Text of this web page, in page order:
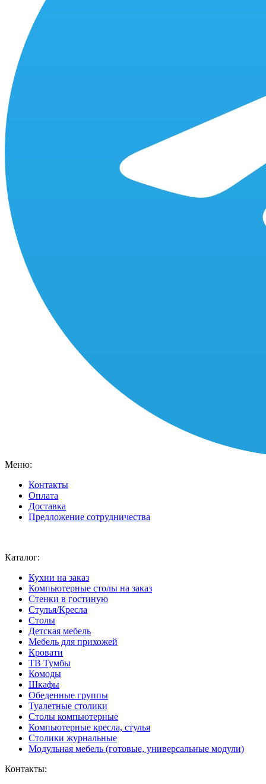
Меню:
Контакты
Оплата
Доставка
Предложение сотрудничества
Каталог:
Кухни на заказ
Компьютерные столы на заказ
Стенки в гостиную
Стулья/Кресла
Столы
Детская мебель
Мебель для прихожей
Кровати
ТВ Тумбы
Комоды
Шкафы
Обеденные группы
Туалетные столики
Столы компьютерные
Компьютерные кресла, стулья
Столики журнальные
Модульная мебель (готовые, универсальные модули)
Контакты: